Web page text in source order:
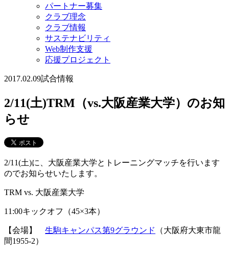
パートナー募集
クラブ理念
クラブ情報
サステナビリティ
Web制作支援
応援プロジェクト
2017.02.09試合情報
2/11(土)TRM（vs.大阪産業大学）のお知
らせ
2/11(土)に、大阪産業大学とトレーニングマッチを行います
のでお知らせいたします。
TRM vs. 大阪産業大学
11:00キックオフ（45×3本）
【会場】 生駒キャンパス第9グラウンド
（大阪府大東市龍
間1955-2）